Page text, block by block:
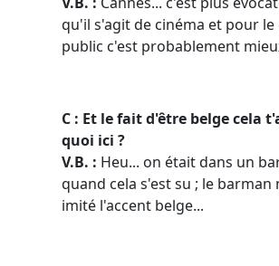
qu'il s'agit de cinéma et pour le
public c'est probablement
C : Et le fait d'être belge cela
quoi ici ?
V.B. : Heu... on était dans un
quand cela s'est su ; le barman
imité l'accent belge...